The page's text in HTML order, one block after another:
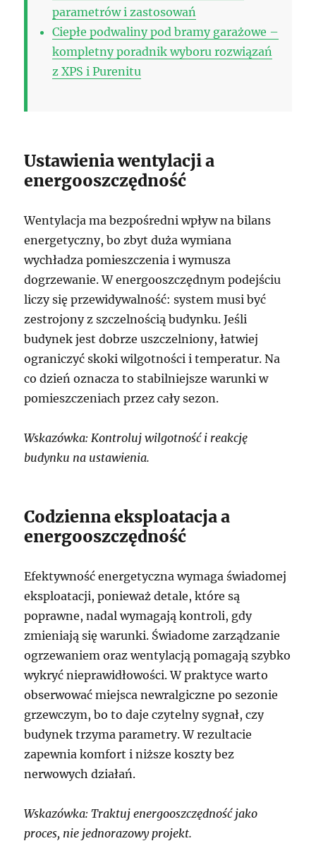
parametrów i zastosowań
Ciepłe podwaliny pod bramy garażowe –
kompletny poradnik wyboru rozwiązań
z XPS i Purenitu
Ustawienia wentylacji a
energooszczędność
Wentylacja ma bezpośredni wpływ na bilans
energetyczny, bo zbyt duża wymiana
wychładza pomieszczenia i wymusza
dogrzewanie. W energooszczędnym podejściu
liczy się przewidywalność: system musi być
zestrojony z szczelnością budynku. Jeśli
budynek jest dobrze uszczelniony, łatwiej
ograniczyć skoki wilgotności i temperatur. Na
co dzień oznacza to stabilniejsze warunki w
pomieszczeniach przez cały sezon.
Wskazówka: Kontroluj wilgotność i reakcję
budynku na ustawienia.
Codzienna eksploatacja a
energooszczędność
Efektywność energetyczna wymaga świadomej
eksploatacji, ponieważ detale, które są
poprawne, nadal wymagają kontroli, gdy
zmieniają się warunki. Świadome zarządzanie
ogrzewaniem oraz wentylacją pomagają szybko
wykryć nieprawidłowości. W praktyce warto
obserwować miejsca newralgiczne po sezonie
grzewczym, bo to daje czytelny sygnał, czy
budynek trzyma parametry. W rezultacie
zapewnia komfort i niższe koszty bez
nerwowych działań.
Wskazówka: Traktuj energooszczędność jako
proces, nie jednorazowy projekt.